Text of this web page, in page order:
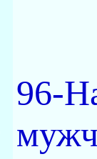
96-